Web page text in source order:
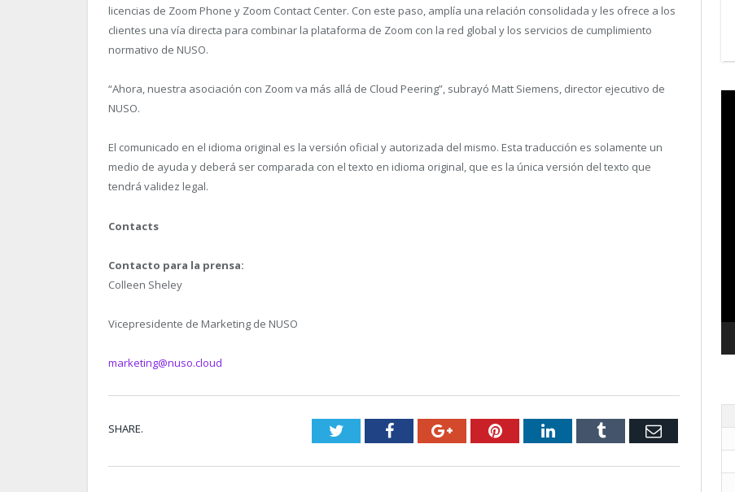
licencias de Zoom Phone y Zoom Contact Center. Con este paso, amplía una relación consolidada y les ofrece a los
clientes una vía directa para combinar la plataforma de Zoom con la red global y los servicios de cumplimiento
normativo de NUSO.
“Ahora, nuestra asociación con Zoom va más allá de Cloud Peering”, subrayó Matt Siemens, director ejecutivo de
NUSO.
El comunicado en el idioma original es la versión oficial y autorizada del mismo. Esta traducción es solamente un
medio de ayuda y deberá ser comparada con el texto en idioma original, que es la única versión del texto que
tendrá validez legal.
Contacts
Contacto para la prensa:
Colleen Sheley
Vicepresidente de Marketing de NUSO
marketing@nuso.cloud
SHARE. TwitterFacebookGoogle+PinterestLinkedInTumblr Email